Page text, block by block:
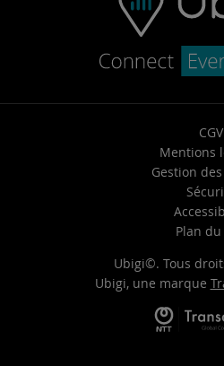
CGV
Mentions
Gestion
Plan
Ubigi©. Tous
Ubigi, une marque